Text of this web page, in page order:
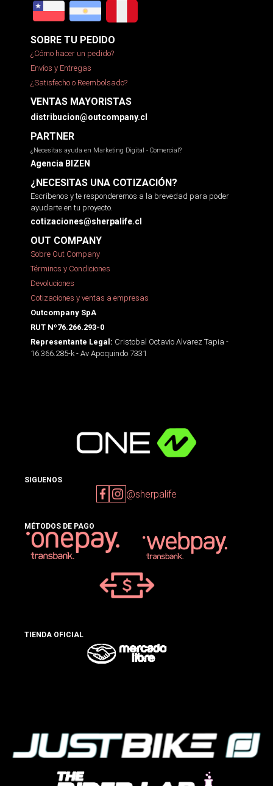
SOBRE TU PEDIDO
¿Cómo hacer un pedido?
Envíos y Entregas
¿Satisfecho o Reembolsado?
VENTAS MAYORISTAS
distribucion@outcompany.cl
PARTNER
¿Necesitas ayuda en Marketing Digital - Comercial?
Agencia BIZEN
¿NECESITAS UNA COTIZACIÓN?
Escríbenos y te responderemos a la brevedad para poder
ayudarte en tu proyecto.
cotizaciones@sherpalife.cl
OUT COMPANY
Sobre Out Company
Términos y Condiciones
Devoluciones
Cotizaciones y ventas a empresas
Outcompany SpA
RUT Nº76.266.293-0
Representante Legal: Cristobal Octavio Alvarez Tapia -
16.366.285-k - Av Apoquindo 7331
SIGUENOS
@sherpalife
MÉTODOS DE PAGO
TIENDA OFICIAL